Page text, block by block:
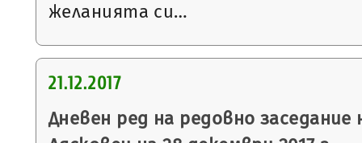
желанията си…
21.12.2017
Дневен ред на редовно